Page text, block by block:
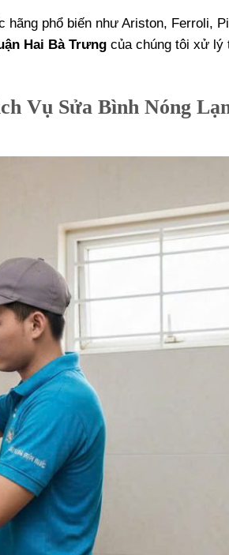
phổ biến như Ariston, Ferroli,
Hai Bà Trưng của chúng tôi xử lý
Vụ Sửa Bình Nóng